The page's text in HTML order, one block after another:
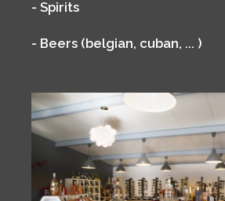
- Spirits
- Beers (belgian, cuban, ... )